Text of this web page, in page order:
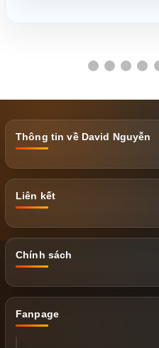
Thông tin về David Nguyễn
Liên kết
Chính sách
Fanpage